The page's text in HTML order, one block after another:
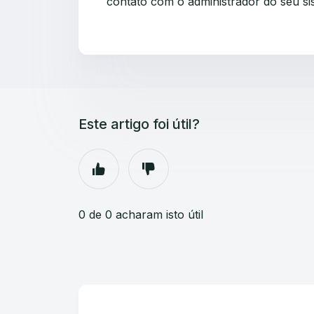
Este artigo foi útil?
0 de 0 acharam isto útil